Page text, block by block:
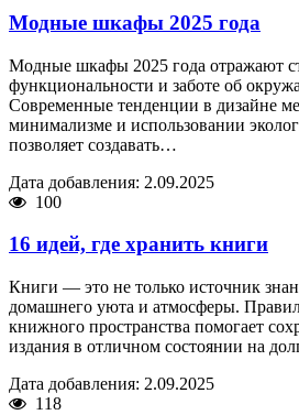
Модные шкафы 2025 года
Модные шкафы 2025 года отражают
функциональности и заботе об
Современные тенденции в дизайне
минимализме и использовании
позволяет создавать…
Дата добавления: 2.09.2025
100
16 идей, где хранить книги
Книги — это не только источник
домашнего уюта и атмосферы.
книжного пространства помогает
издания в отличном состоянии на
Дата добавления: 2.09.2025
118